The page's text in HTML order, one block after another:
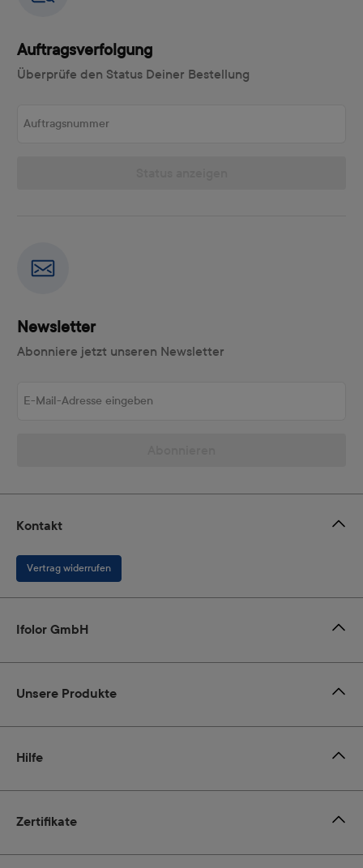
Auftragsverfolgung
Überprüfe den Status Deiner Bestellung
Newsletter
Abonniere jetzt unseren Newsletter
Zertifikate
Kontakt
Vertrag widerrufen
Ifolor GmbH
Unsere Produkte
Hilfe